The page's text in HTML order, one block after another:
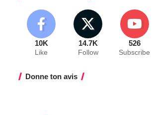
10K
Like
14.7K
Follow
526
Subscribe
Donne ton avis